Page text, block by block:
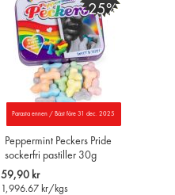
ÖNSKELISTAN
JÄMFÖR
Parasta ennen / Bäst före 31 dec. 2025
-25%
Peppermint Peckers Pride
sockerfri pastiller 30g
Special
Price
59,90 kr
1,996.67 kr/kgs